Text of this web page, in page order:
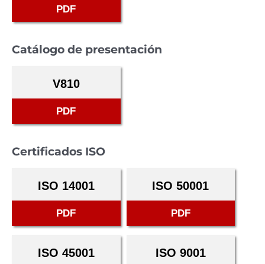
PDF
Catálogo de presentación
V810
PDF
Certificados ISO
ISO 14001
PDF
ISO 50001
PDF
ISO 45001 ISO 9001